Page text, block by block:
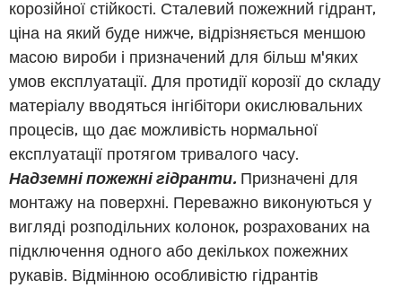
корозійної стійкості. Сталевий пожежний гідрант,
ціна на який буде нижче, відрізняється меншою
масою вироби і призначений для більш м'яких
умов експлуатації. Для протидії корозії до складу
матеріалу вводяться інгібітори окислювальних
процесів, що дає можливість нормальної
експлуатації протягом тривалого часу.
Надземні пожежні гідранти. Призначені для
монтажу на поверхні. Переважно виконуються у
вигляді розподільних колонок, розрахованих на
підключення одного або декількох пожежних
рукавів. Відмінною особливістю гідрантів